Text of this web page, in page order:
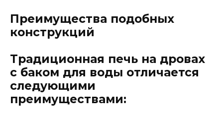
Преимущества подобных
конструкций
Традиционная печь на дровах
с баком для воды отличается
следующими
преимуществами: